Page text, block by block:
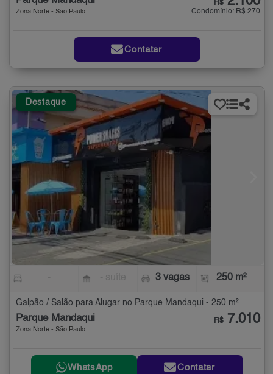
Zona Norte - São Paulo
R$
Condomínio: R$ 270
Contatar
Destaque
3 vagas 250 m²
Galpão / Salão para Alugar no Parque Mandaqui - 250 m²
Parque Mandaqui
Zona Norte - São Paulo
R$ 7.010
WhatsApp Contatar